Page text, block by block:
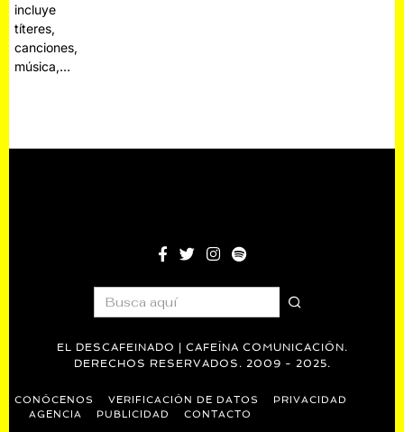
incluye
títeres,
canciones,
música,…
EL DESCAFEINADO | CAFEÍNA COMUNICACIÓN.
DERECHOS RESERVADOS. 2009 - 2025.
CONÓCENOS VERIFICACIÓN DE DATOS
PRIVACIDAD
AGENCIA
PUBLICIDAD CONTACTO